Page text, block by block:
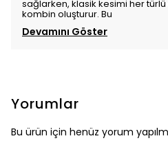
sağlarken, klasik kesimi her
kombin oluşturur. Bu
Devamını Göster
Yorumlar
Bu ürün için henüz yorum